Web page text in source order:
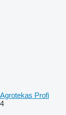
Agrotekas Profi
4